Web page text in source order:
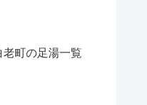
老町の足湯一覧